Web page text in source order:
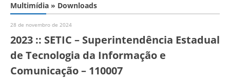
Multimídia » Downloads
28 de novembro de 2024
2023 :: SETIC – Superintendência Estadual
de Tecnologia da Informação e
Comunicação – 110007